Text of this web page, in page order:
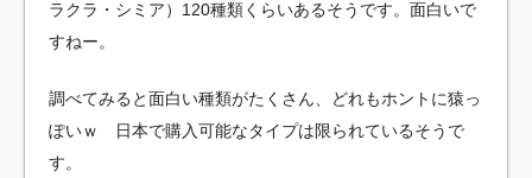
ラクラ・シミア）120種類くらいあるそうです。面白いで
すねー。
調べてみると面白い種類がたくさん、どれもホントに猿っ
ぽいｗ 日本で購入可能なタイプは限られているそうで
す。